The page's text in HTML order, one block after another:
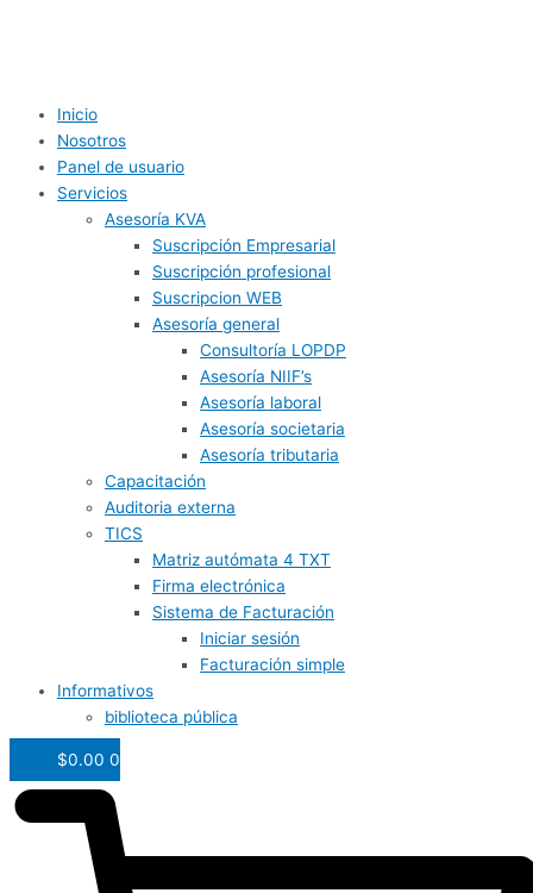
Inicio
Nosotros
Panel de usuario
Servicios
Asesoría KVA
Suscripción Empresarial
Suscripción profesional
Suscripcion WEB
Asesoría general
Consultoría LOPDP
Asesoría NIIF’s
Asesoría laboral
Asesoría societaria
Asesoría tributaria
Capacitación
Auditoria externa
TICS
Matriz autómata 4 TXT
Firma electrónica
Sistema de Facturación
Iniciar sesión
Facturación simple
Informativos
biblioteca pública
$0.00 0